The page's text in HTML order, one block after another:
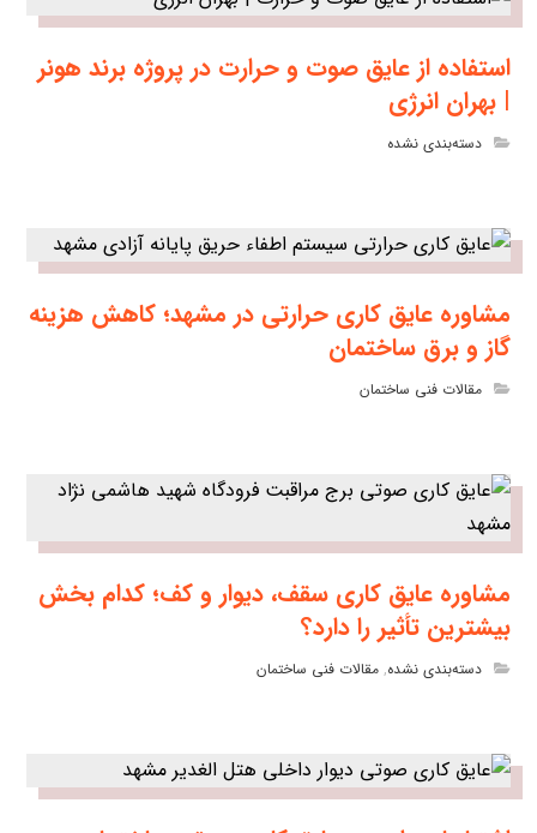
استفاده از عایق صوت و حرارت در پروژه برند هونر
| بهران انرژی
دسته‌بندی نشده
مشاوره عایق کاری حرارتی در مشهد؛ کاهش هزینه
گاز و برق ساختمان
مقالات فنی ساختمان
مشاوره عایق کاری سقف، دیوار و کف؛ کدام بخش
بیشترین تأثیر را دارد؟
دسته‌بندی نشده,مقالات فنی ساختمان